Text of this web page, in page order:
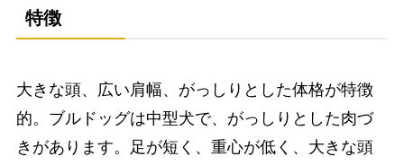
特徴
大きな頭、広い肩幅、がっしりとした体格が特徴
的。ブルドッグは中型犬で、がっしりとした肉づ
きがあります。足が短く、重心が低く、大きな頭